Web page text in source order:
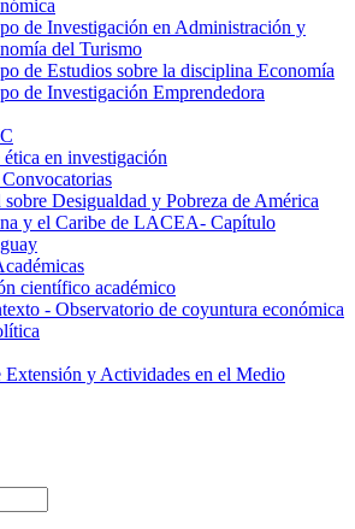
de Investigación en Administración y
del Turismo
de Estudios sobre la disciplina Economía
de Investigación Emprendedora
en investigación
sobre Desigualdad y Pobreza de América
y el Caribe de LACEA- Capítulo
científico académico
- Observatorio de coyuntura económica
Extensión y Actividades en el Medio